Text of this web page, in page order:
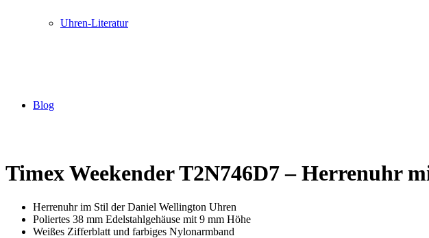
Uhren-Literatur
Blog
Timex Weekender T2N746D7 – Herrenuhr
Herrenuhr im Stil der Daniel Wellington Uhren
Poliertes 38 mm Edelstahlgehäuse mit 9 mm Höhe
Weißes Zifferblatt und farbiges Nylonarmband